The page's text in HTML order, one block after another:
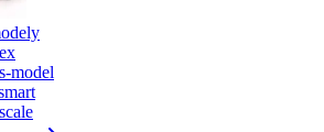
model